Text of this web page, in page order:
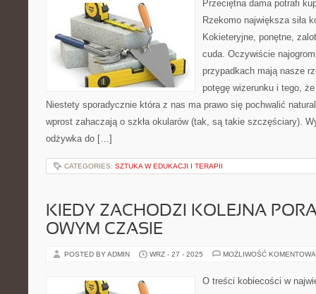
Przeciętna dama potrafi
Rzekomo największa siła
Kokieteryjne, ponętne,
cuda. Oczywiście
przypadkach mają nasze
potęgę wizerunku i tego,
Niestety sporadycznie która z nas ma prawo się pochwalić
wprost zahaczają o szkła okularów (tak, są takie szczęściary).
odżywka do […]
CATEGORIES: SZTUKA W EDUKACJI I TERAPII
KIEDY ZACHODZI KOLEJNA
OWYM CZASIE
POSTED BY ADMIN WRZ - 27 - 2025 MOŻLIWOŚĆ
O treści kobiecości w